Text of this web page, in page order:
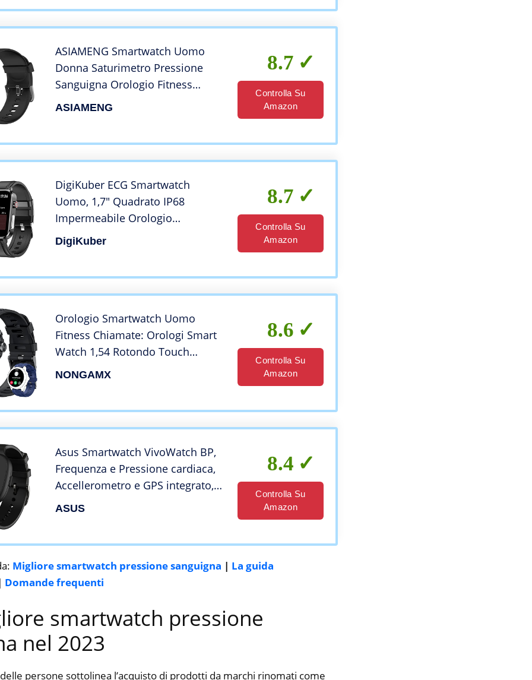
ASIAMENG Smartwatch Uomo
Donna Saturimetro Pressione
Sanguigna Orologio Fitness
Sportivo Contapassi
ASIAMENG
8.7
Controlla Su
Amazon
DigiKuber ECG Smartwatch
Uomo, 1,7″ Quadrato IP68
Impermeabile Orologio
Intelligente Donna, Sportivo
Fitness Tracker con Frequenza
DigiKuber
8.7
Controlla Su
Amazon
Orologio Smartwatch Uomo
Fitness Chiamate: Orologi Smart
Watch 1,54 Rotondo Touch
Schermo Contapassi
NONGAMX
8.6
Controlla Su
Amazon
Asus Smartwatch VivoWatch BP,
Frequenza e Pressione cardiaca,
Accellerometro e GPS integrato,
qualità del sonno e livello di
ASUS
8.4
Controlla Su
Amazon
Migliore smartwatch pressione sanguigna | La guida
Domande frequenti
smartwatch pressione
nel 2023
persone sottolinea l’acquisto di prodotti da marchi rinomati come